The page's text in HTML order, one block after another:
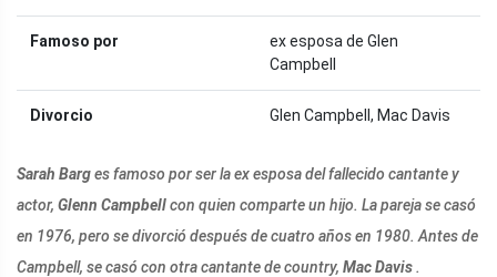
Famoso por
ex esposa de Glen
Campbell
Divorcio Glen Campbell, Mac Davis
Sarah Barges famoso por ser la ex esposa del fallecido cantante y
actor, Glenn Campbellcon quien comparte un hijo. La pareja se casó
en 1976, pero se divorció después de cuatro años en 1980. Antes de
Campbell, se casó con otra cantante de country, Mac Davis .